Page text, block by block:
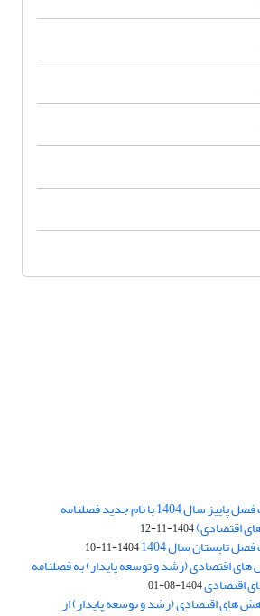
بارگذاری فایل کلی مقالات فصل پاییز سال 1404 با نام جدید فصلنامه
اقتصادی)1404-11-12
تابستان سال 1404 1404-11-10
های اقتصادی (رشد و توسعه پایدار) به فصلنامه
اقتصادی1404-08-01
های اقتصادی (رشد و توسعه پایدار) از